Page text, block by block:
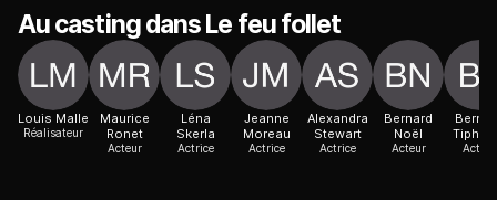
Au casting dans Le feu follet
Louis Malle
Réalisateur
Maurice
Ronet
Acteur
Léna
Skerla
Actrice
Jeanne
Moreau
Actrice
Alexandra
Stewart
Actrice
Bernard
Noël
Acteur Acteur